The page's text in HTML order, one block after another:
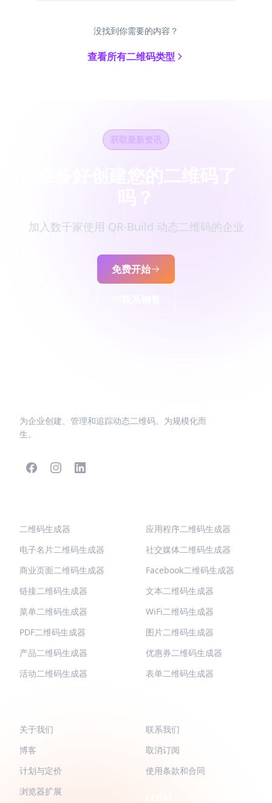
没找到你需要的内容？
查看所有二维码类型
获取最新资讯
加入数千家使用 QR-Build 动态二维码的企业
免费开始
为企业创建、管理和追踪动态二维码。为规模化而
生。
二维码生成器
电子名片二维码生成器
商业页面二维码生成器
链接二维码生成器
菜单二维码生成器
PDF二维码生成器
产品二维码生成器
活动二维码生成器
应用程序二维码生成器
社交媒体二维码生成器
Facebook二维码生成器
文本二维码生成器
WiFi二维码生成器
图片二维码生成器
优惠券二维码生成器
表单二维码生成器
关于我们
博客
计划与定价
浏览器扩展
联系我们
取消订阅
使用条款和合同